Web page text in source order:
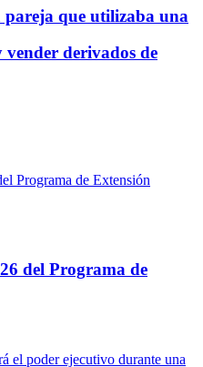
que utilizaba una
derivados de
del Programa de